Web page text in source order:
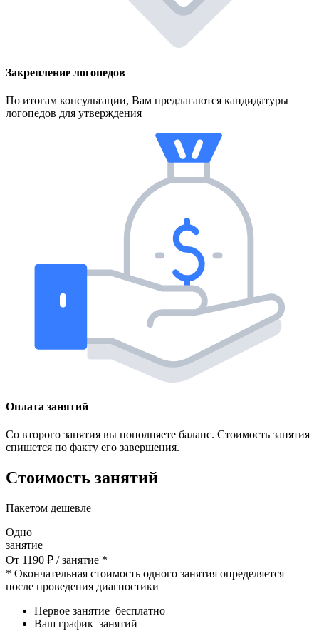
Закрепление логопедов
По итогам консультации, Вам предлагаются кандидатуры
логопедов для утверждения
Оплата занятий
Со второго занятия вы пополняете баланс. Стоимость занятия
спишется по факту его завершения.
Стоимость занятий
Пакетом дешевле
Одно
занятие
От 1190 ₽ / занятие *
* Окончательная стоимость одного занятия определяется
после проведения диагностики
Первое занятие бесплатно
Ваш график занятий